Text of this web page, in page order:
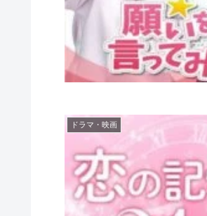
ドラマ・映画